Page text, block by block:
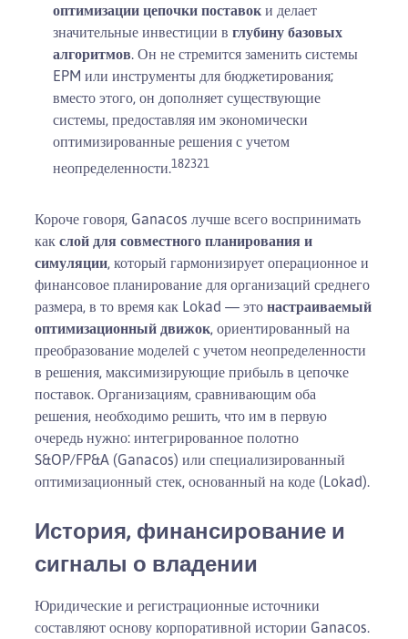
оптимизации цепочки поставок и делает
значительные инвестиции в глубину базовых
алгоритмов. Он не стремится заменить системы
EPM или инструменты для бюджетирования;
вместо этого, он дополняет существующие
системы, предоставляя им экономически
оптимизированные решения с учетом
неопределенности.182321
Короче говоря, Ganacos лучше всего воспринимать
как слой для совместного планирования и
симуляции, который гармонизирует операционное и
финансовое планирование для организаций среднего
размера, в то время как Lokad — это настраиваемый
оптимизационный движок, ориентированный на
преобразование моделей с учетом неопределенности
в решения, максимизирующие прибыль в цепочке
поставок. Организациям, сравнивающим оба
решения, необходимо решить, что им в первую
очередь нужно: интегрированное полотно
S&OP/FP&A (Ganacos) или специализированный
оптимизационный стек, основанный на коде (Lokad).
История, финансирование и
сигналы о владении
Юридические и регистрационные источники
составляют основу корпоративной истории Ganacos.